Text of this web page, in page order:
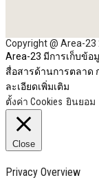
Copyright @ Area-23
Area-23 มีการเก็บข้
สื่อสารด้านการตลาด
ละเอียดเพิ่มเติม
ตั้งค่า Cookies ยินยอม
Close
Privacy Overview